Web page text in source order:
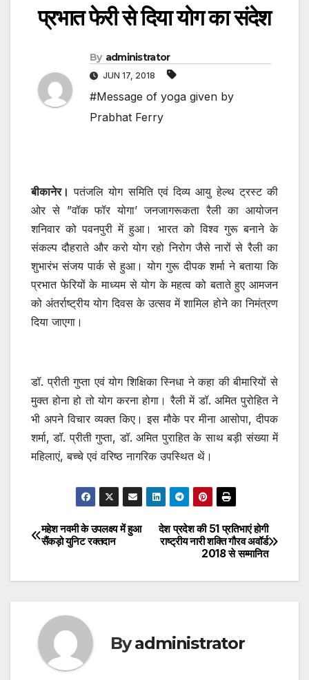
प्रभात फेरी से दिया योग का संदेश
By administrator
JUN 17, 2018
#Message of yoga given by
Prabhat Ferry
बीकानेर। पतंजलि योग समिति एवं दिव्य आयु हेल्थ ट्रस्ट की
ओर से ”वॉक फॉर योगा’ जनजागरूकता रैली का आयोजन
शनिवार को पवनपुरी में हुआ। भारत को विश्व गुरू बनाने के
संकल्प दौहराते और करो योग रहो निरोग जैसे नारों से रैली का
शुभारंभ संजय पार्क से हुआ। योग गुरू दीपक शर्मा ने बताया कि
प्रभात फेरियों के माध्यम से योग के महत्व को बताते हुए आमजन
को अंतर्राष्ट्रीय योग दिवस के उत्सव में शामिल होने का निमंत्रण
दिया जाएगा।
डॉ. प्रीती गुप्ता एवं योग शिक्षिका स्निधा ने कहा की बीमारियों से
मुक्त होना हो तो योग करना होगा। रैली में डॉ. अमित पुरोहित ने
भी अपने विचार व्यक्त किए। इस मौके पर मीना आसोपा, दीपक
शर्मा, डॉ. प्रीती गुप्ता, डॉ. अमित पुराहित के साथ बड़ी संख्या में
महिलाएं, बच्चे एवं वरिष्ठ नागरिक उपस्थित थें।
Post
देश प्रदेश की 51 प्रतिभाएं होगी
राष्ट्रीय नारी शक्ति गौरव अवॉर्ड
2018 से सम्मानित
महेश नवमी के उपलक्ष्य में हुआ
सैंकड़ो युनिट रक्तदान
Byadministrator